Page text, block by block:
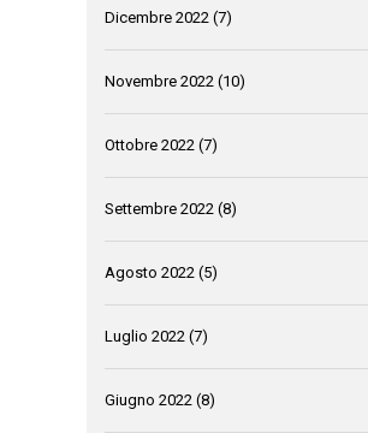
Dicembre 2022 (7)
Novembre 2022 (10)
Ottobre 2022 (7)
Settembre 2022 (8)
Agosto 2022 (5)
Luglio 2022 (7)
Giugno 2022 (8)